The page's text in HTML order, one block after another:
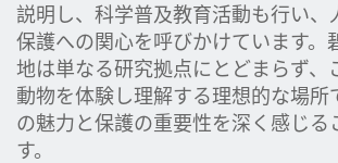
説明し、科学普及教育活動も行い、
保護への関心を呼びかけています。
地は単なる研究拠点にとどまらず、
動物を体験し理解する理想的な場所
の魅力と保護の重要性を深く感じる
す。